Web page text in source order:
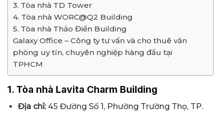
3. Tòa nhà TD Tower
4. Tòa nhà WORC@Q2 Building
5. Tòa nhà Thảo Điền Building
Galaxy Office – Công ty tư vấn và cho thuê văn
phòng uy tín, chuyên nghiệp hàng đầu tại
TPHCM
1. Tòa nhà Lavita Charm Building
Địa chỉ:45 Đường Số 1, Phường Trường Thọ, TP.